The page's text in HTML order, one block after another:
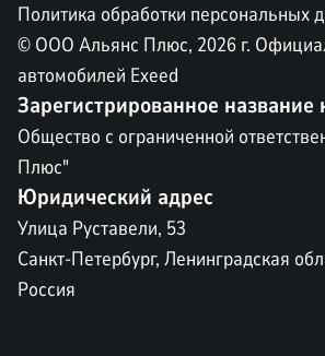
Политика обработки персональных
© ООО Альянс Плюс, 2026 г.
автомобилей Exeed
Зарегистрированное название
Общество с ограниченной
Плюс"
Юридический адрес
Улица Руставели, 53
Санкт-Петербург, Ленинградская
Россия